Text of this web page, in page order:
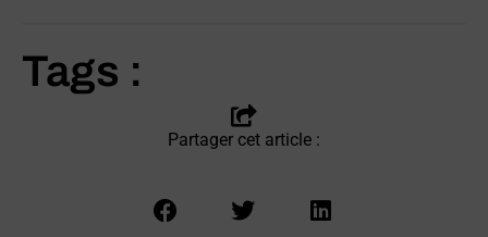
Tags :
Partager cet article :